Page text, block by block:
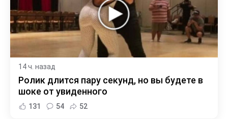
14 ч. назад
Ролик длится пару секунд, но вы будете в
шоке от увиденного
131 54 52